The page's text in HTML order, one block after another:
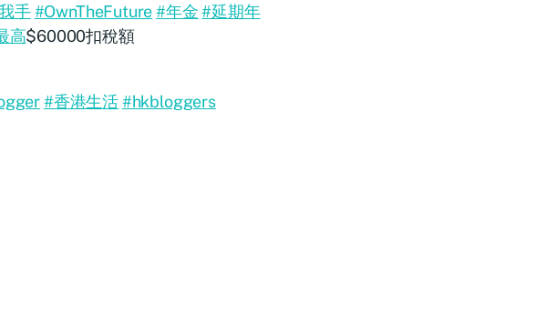
手#OwnTheFuture#年金 #延期年
高$60000扣稅額
#香港生活#hkbloggers